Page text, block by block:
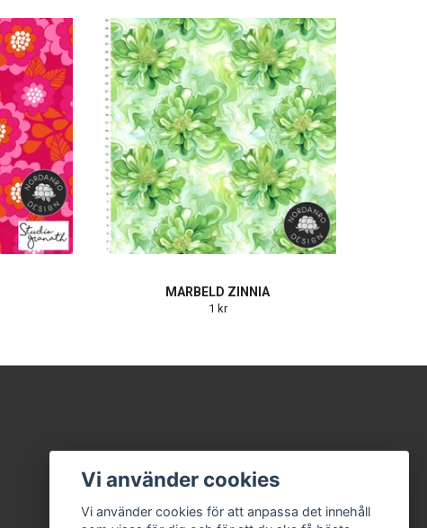
MARBELD ZINNIA
1 kr
Vi använder cookies
Vi använder cookies för att anpassa det innehåll